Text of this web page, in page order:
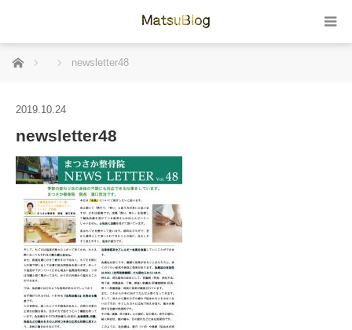
ホーム newsletter48
2019.10.24
newsletter48